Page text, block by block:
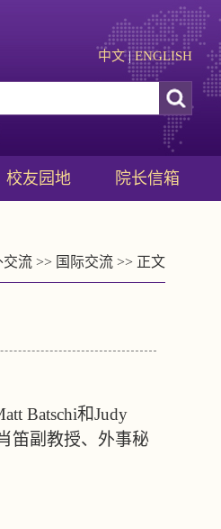
中文|ENGLISH
校友园地 院长信箱
交流 >> 国际交流 >> 正文
Batschi和Judy
笛副教授、外事秘